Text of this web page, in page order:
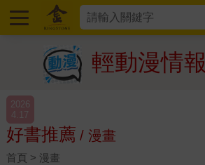
輕動漫情報
2026
4.17
好書推薦 / 漫畫
首頁 > 漫畫